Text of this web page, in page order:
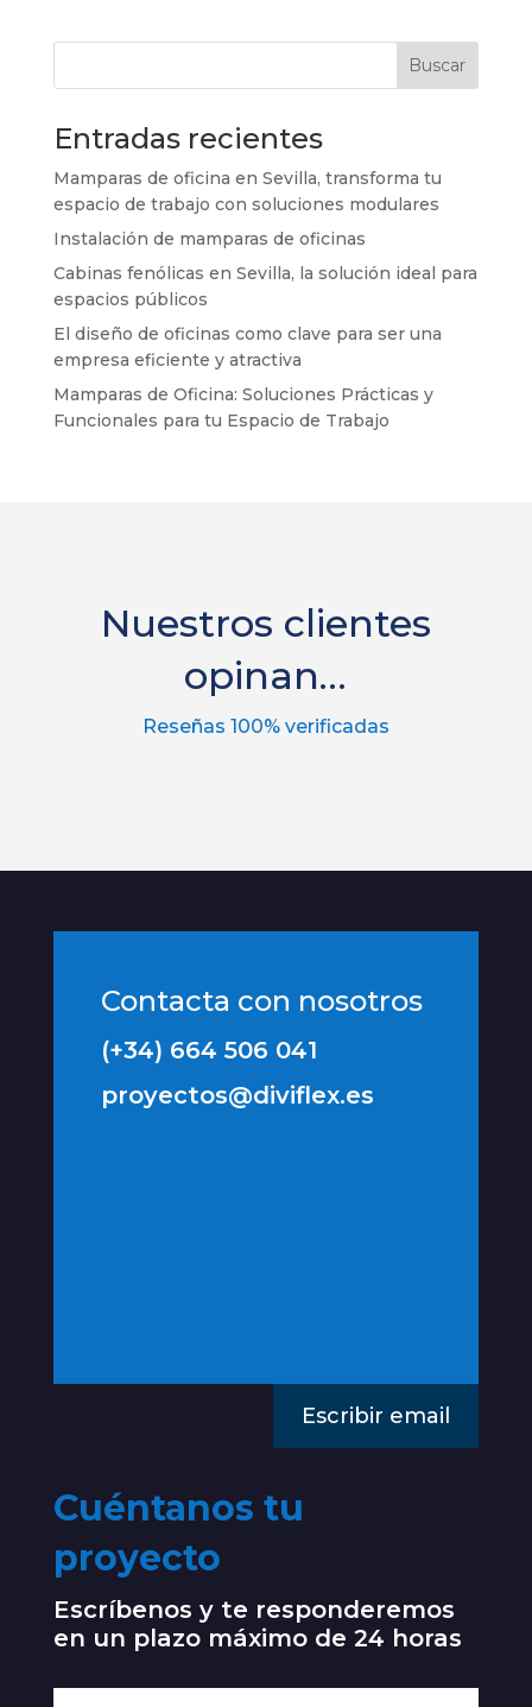
Buscar
Entradas recientes
Mamparas de oficina en Sevilla, transforma tu
espacio de trabajo con soluciones modulares
Instalación de mamparas de oficinas
Cabinas fenólicas en Sevilla, la solución ideal para
espacios públicos
El diseño de oficinas como clave para ser una
empresa eficiente y atractiva
Mamparas de Oficina: Soluciones Prácticas y
Funcionales para tu Espacio de Trabajo
Nuestros clientes
opinan…
Reseñas 100% verificadas
Contacta con nosotros
(+34) 664 506 041
proyectos@diviflex.es
Escribir email
Cuéntanos tu
proyecto
Escríbenos y te responderemos
en un plazo máximo de 24 horas